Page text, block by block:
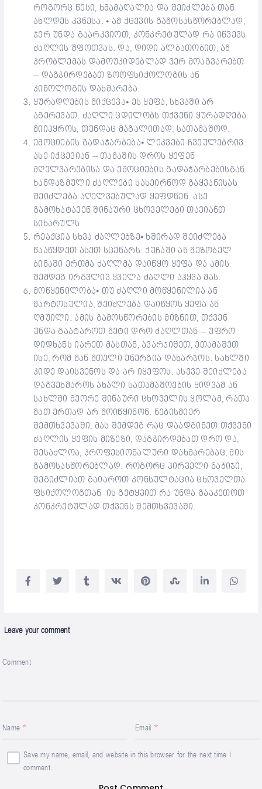
როგორც წესი, ხმამაღალია და შეიძლება თან
ახლდეს კვნესა. ⦁ ამ ქცევის გამოსასწორებლად,
ჯერ უნდა გაარკვიოთ, კონკრეტულად რა იწვევს
ძაღლის შფოთვას. და, დიდი ალბათობით, ამ
პრობლემას დამოუკიდებლად ვერ მოაგვარებთ
– დაგჭირდებათ ზოოფსიქოლოგის ან
კინოლოგის დახმარება.
ყურადღების მიქცევა⦁ ეს ყეფა, სხვაში არ
აგერევათ. ძაღლი ცდილობს თქვენი ყურადღება
მიიპყროს, თუნდაც მაგალითად, სათამაშოდ.
ემოციების გადაჭარბება⦁ ლეკვები ჩვეულებრივ
ასე იქცევიან – თამაშის დროს ყეფენ
მღელვარებისა და ემოციების გადაჭარბებისგან.
ხანდაზმული ძაღლები სასეირნოდ გაყვანისას
შეიძლება აღელვებულად ყეფდნენ. ასე
გამოხატავენ შინაური ცხოველები თავიანთ
სიხარულს
რეაქცია სხვა ძაღლებზე⦁ ხშირად შეიძლება
წააწყდეთ ასეთ სცენარს: ქუჩაში ან მეზობელ
ბინაში ერთმა ძაღლმა დაიწყო ყეფა და ამის
შემდეგ ირგვლივ ყველა ძაღლი აჰყვა მას.
მოწყენილობა⦁ თუ ძაღლი მოწყენილია ან
მარტოსულია, შეიძლება დაიწყოს ყეფა ან
ღმუილი. ამის გამოსწორების მიზნით, თქვენ
უნდა გაატაროთ მეტი დრო ძაღლთან – უფრო
დიდხანს იარეთ მასთან, ავარჯიშეთ, ეთამაშეთ
ისე, რომ მან მთელი ენერგია დახარჯოს. სახლში
კიდე დაისვენოს და არ იყეფოს. ასევე შეიძლება
დაგვეხმაროს ახალი სათამაშოების ყიდვამ ან
სახლში მეორე შინაური ცხოველის ყოლამ, რათა
მათ ერთად არ მოიწყინონ. ნებისმიერ
შემთხვევაში, მას შემდეგ რაც დაადგინეთ თქვენი
ძაღლის ყეფის მიზეზი, დაგჭირდებათ დრო და,
შესაძლოა, პროფესიონალური დახმარებაც, მის
გამოსასწორებლად. როგორც პირველი ნაბიჯი,
შეგიძლიათ გაიაროთ კონსულტაცია ცხოველთა
ფსიქოლოგთან ის გეტყვით რა უნდა გააკეთოთ
კონკრეტულად თქვენს შემთხვევაში.
Leave your comment
Comment
Name Email
Save my name, email, and website in this browser for the next time I
comment.